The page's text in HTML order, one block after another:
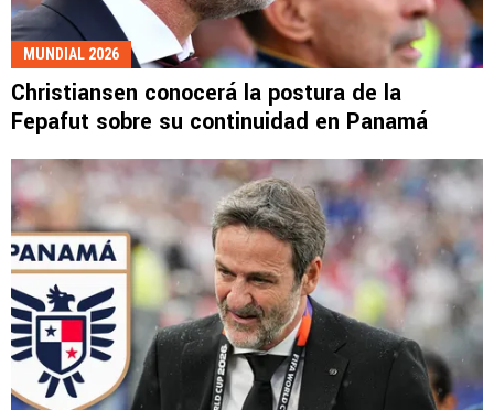
MUNDIAL 2026
Christiansen conocerá la postura de la
Fepafut sobre su continuidad en Panamá